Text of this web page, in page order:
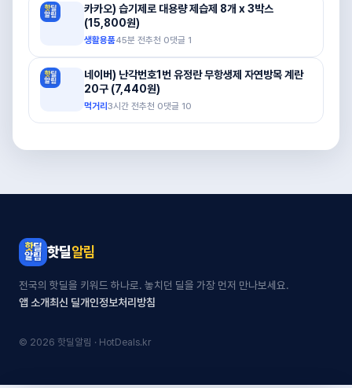
카카오) 습기제로 대용량 제습제 8개 x 3박스
(15,800원)
생활용품45분 전추천 0댓글 1
네이버) 난각번호1번 유정란 무항생제 자연방목 계란
20구 (7,440원)
먹거리 3시간 전추천 0댓글 10
핫딜알림
전국의 핫딜을 키워드 하나로. 놓치던 딜을 가장 먼저 만나보세요.
앱 소개최신 딜개인정보처리방침
© 2026 핫딜알림 · HotDeals.kr